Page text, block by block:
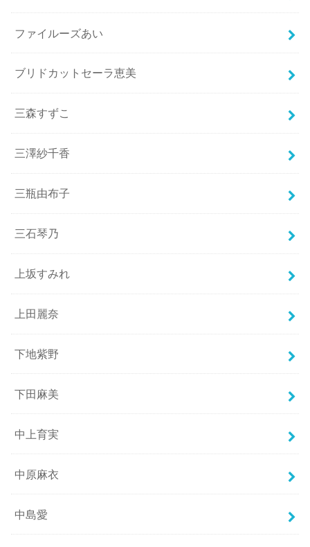
ファイルーズあい
ブリドカットセーラ恵美
三森すずこ
三澤紗千香
三瓶由布子
三石琴乃
上坂すみれ
上田麗奈
下地紫野
下田麻美
中上育実
中原麻衣
中島愛